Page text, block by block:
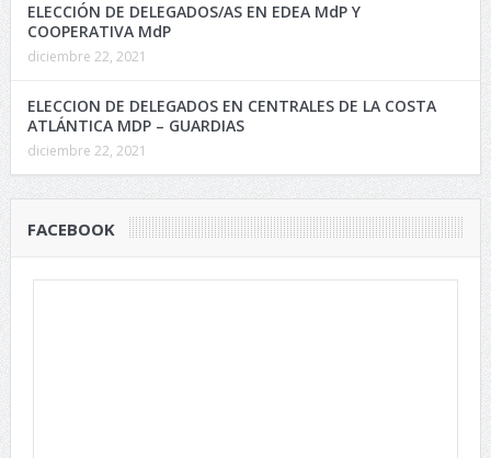
ELECCIÓN DE DELEGADOS/AS EN EDEA MdP Y
COOPERATIVA MdP
diciembre 22, 2021
ELECCION DE DELEGADOS EN CENTRALES DE LA COSTA
ATLÁNTICA MDP – GUARDIAS
diciembre 22, 2021
FACEBOOK